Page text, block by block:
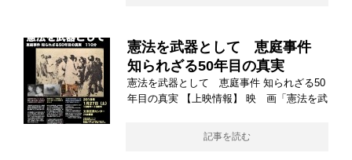
憲法を武器として 恵庭事件
知られざる50年目の真実
憲法を武器として 恵庭事件 知られざる50
年目の真実 【上映情報】 映 画「憲法を武
記事を読む